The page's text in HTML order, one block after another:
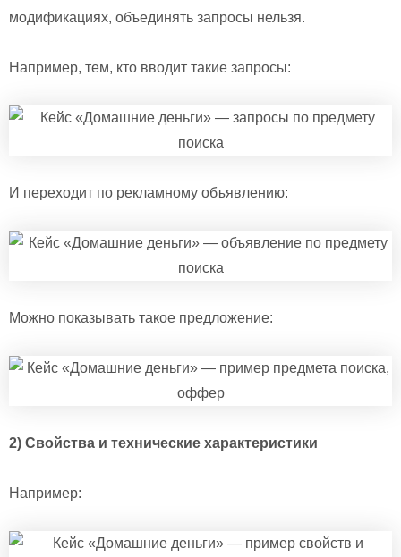
модификациях, объединять запросы нельзя.
Например, тем, кто вводит такие запросы:
И переходит по рекламному объявлению:
Можно показывать такое предложение:
2) Свойства и технические характеристики
Например: